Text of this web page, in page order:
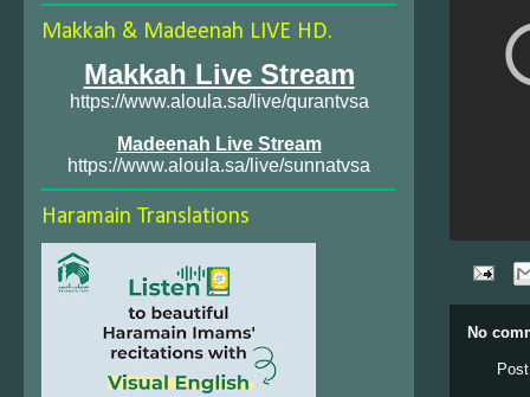
No
Makkah & Madeenah LIVE HD.
Makkah Live Stream
https://www.aloula.sa/live/qurantvsa
Madeenah Live Stream
https://www.aloula.sa/live/sunnatvsa
Haramain Translations